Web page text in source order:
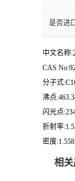
是否进
中文名称
CAS
分子式
沸点
闪光点
折射率
密度:1.558
相关